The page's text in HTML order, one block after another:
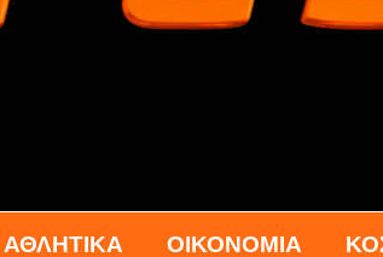
ΑΘΛΗΤΙΚΑ ΟΙΚΟΝΟΜΙΑ